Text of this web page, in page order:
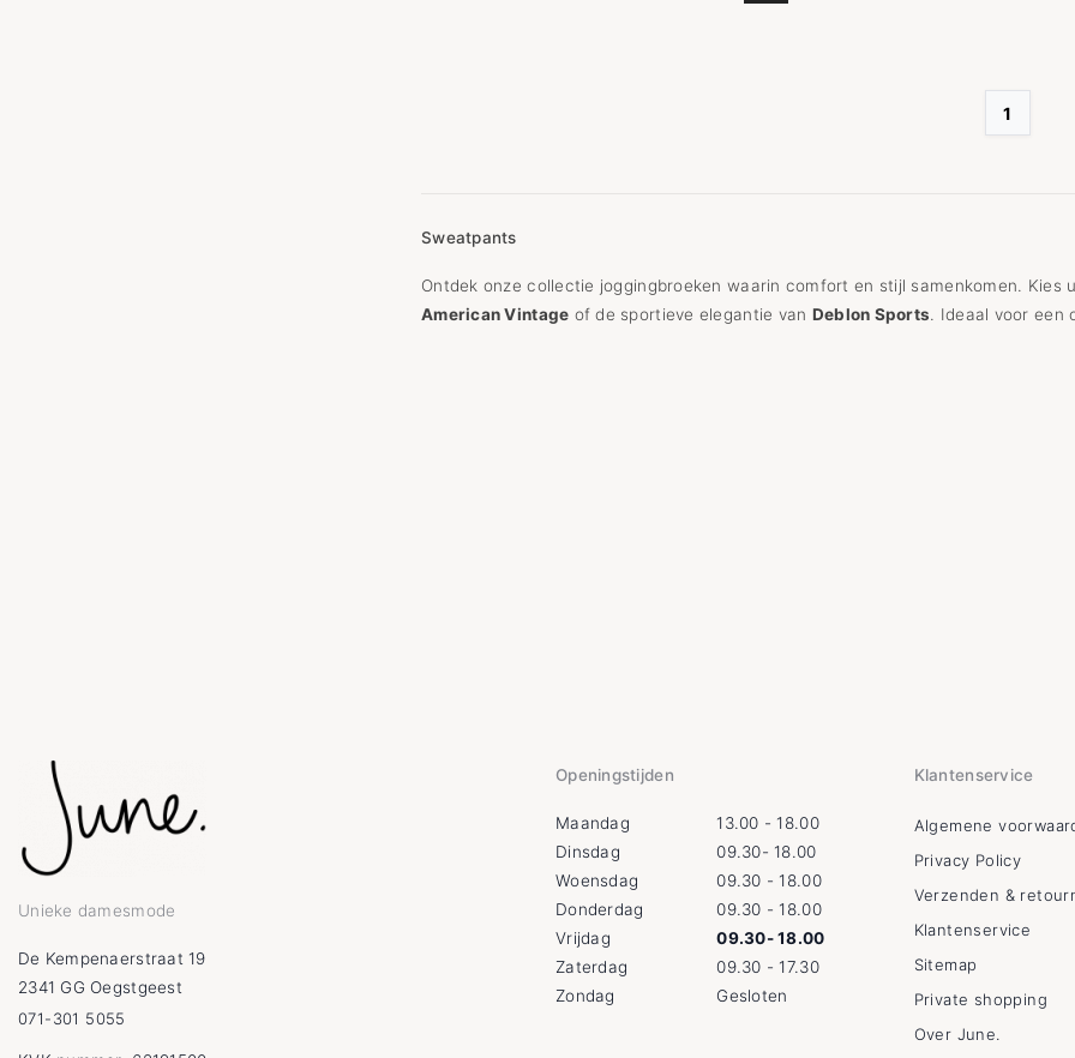
1
Sweatpants
Ontdek onze collectie joggingbroeken waarin comfort en stijl samenkomen. Kies
American Vintage of de sportieve elegantie van Deblon Sports. Ideaal voor een
Unieke damesmode
De Kempenaerstraat 19
2341 GG Oegstgeest
071-301 5055
Openingstijden
Maandag
13.00 - 18.00
Dinsdag
09.30- 18.00
Woensdag
09.30 - 18.00
Donderdag
09.30 - 18.00
Vrijdag
09.30- 18.00
Zaterdag
09.30 - 17.30
Zondag
Gesloten
Klantenservice
Algemene
Privacy Policy
Verzenden &
Klantenservice
Sitemap
Private shopping
Over June.